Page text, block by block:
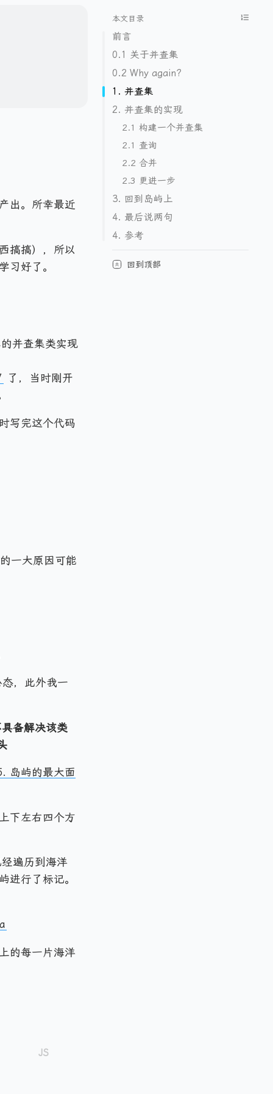
出。所幸最近
搞搞），所以
习好了。
并查集类实现
了，当时刚开
写完这个代码
一大原因可能
，此外我一
备解决该类
岛屿的最大面
下左右四个方
遍历到海洋
进行了标记。
的每一片海洋
本文目录
前言
0.1 关于并查集
0.2 Why again?
1. 并查集
2. 并查集的实现
2.1 构建一个并查集
2.1 查询
2.2 合并
2.3 更进一步
3. 回到岛屿上
4. 最后说两句
4. 参考
回到顶部